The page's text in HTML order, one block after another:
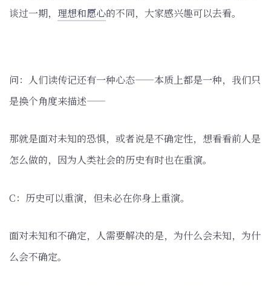
谈过一期， 理想和愿心的不同，大家感兴趣可以去看。
问：人们读传记还有一种心态——本质上都是一种，我们只
是换个角度来描述——
那就是面对未知的恐惧，或者说是不确定性，想看看前人是
怎么做的，因为人类社会的历史有时也在重演。
C：历史可以重演，但未必在你身上重演。
面对未知和不确定，人需要解决的是，为什么会未知，为什
么会不确定。